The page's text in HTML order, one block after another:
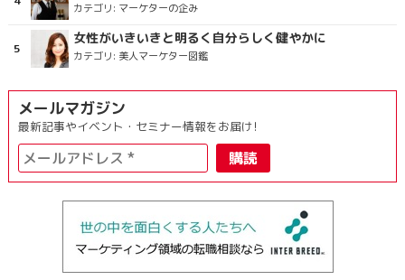
カテゴリ: マーケターの企み
女性がいきいきと明るく自分らしく健やかに
カテゴリ: 美人マーケター図鑑
メールマガジン
最新記事やイベント・セミナー情報をお届け!